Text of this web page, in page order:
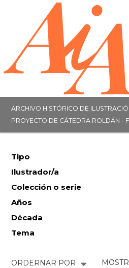
ARCHIVO HISTÓRICO DE
PROYECTO DE CÁTEDRA ROLDÁN -
Tipo
Ilustrador/a
Colección o serie
Años
Década
Tema
ORDERNAR POR